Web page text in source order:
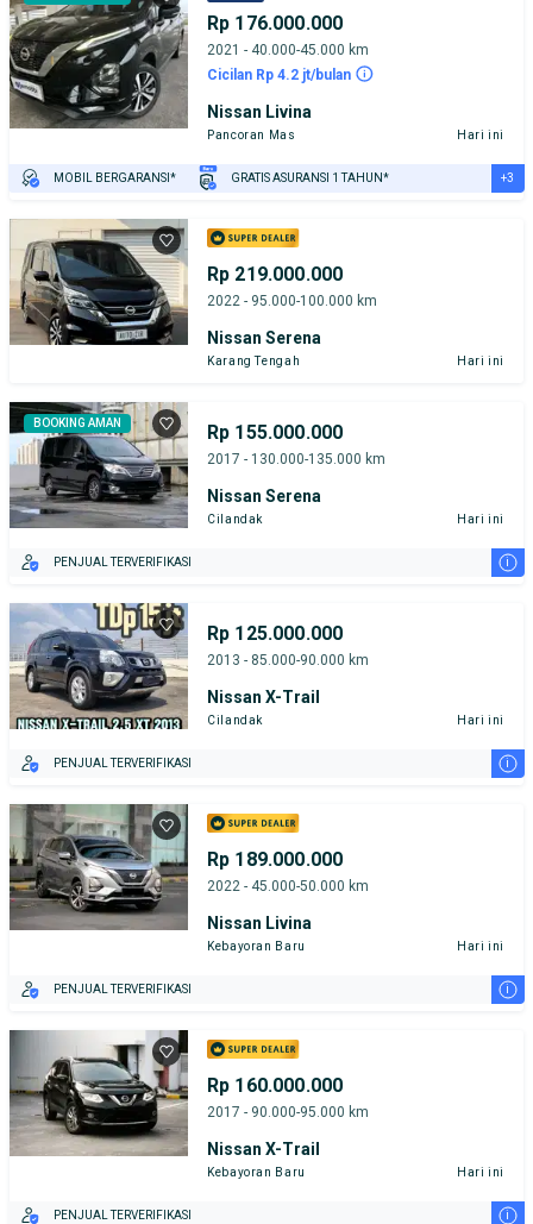
Rp 176.000.000
2021 - 40.000-45.000 km
Cicilan Rp 4.2 jt/bulan
Nissan Livina
Pancoran Mas Hari ini
MOBIL BERGARANSI* GRATIS ASURANSI 1 TAHUN*
PENJUAL TERVERIFIKASI
+3
Rp 219.000.000
2022 - 95.000-100.000 km
Nissan Serena
Karang Tengah Hari ini
BOOKING AMAN Rp 155.000.000
2017 - 130.000-135.000 km
Nissan Serena
Cilandak Hari ini
PENJUAL TERVERIFIKASI i
Rp 125.000.000
2013 - 85.000-90.000 km
Nissan X-Trail
Cilandak Hari ini
PENJUAL TERVERIFIKASI i
Rp 189.000.000
2022 - 45.000-50.000 km
Nissan Livina
Kebayoran Baru Hari ini
PENJUAL TERVERIFIKASI i
Rp 160.000.000
2017 - 90.000-95.000 km
Nissan X-Trail
Kebayoran Baru Hari ini
PENJUAL TERVERIFIKASI i